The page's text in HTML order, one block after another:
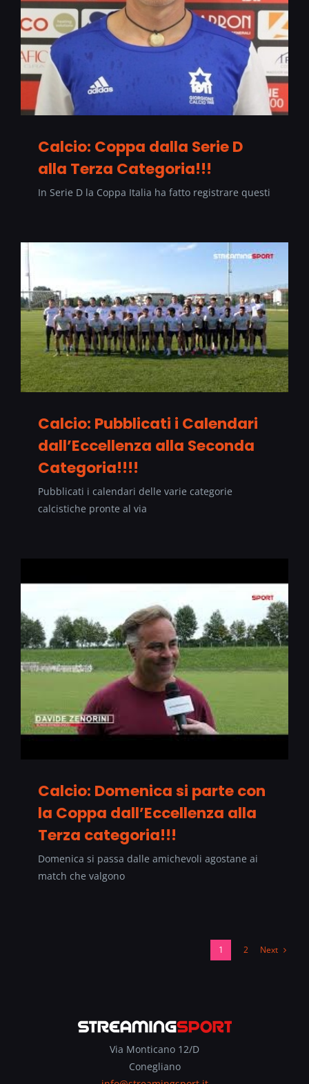
Calcio: Coppa dalla Serie D
alla Terza Categoria!!!
In Serie D la Coppa Italia ha fatto registrare questi
Calcio: Pubblicati i Calendari
dall’Eccellenza alla Seconda
Categoria!!!!
Pubblicati i calendari delle varie categorie
calcistiche pronte al via
Calcio: Domenica si parte con
la Coppa dall’Eccellenza alla
Terza categoria!!!
Domenica si passa dalle amichevoli agostane ai
match che valgono
1 2 Next
Via Monticano 12/D
Conegliano